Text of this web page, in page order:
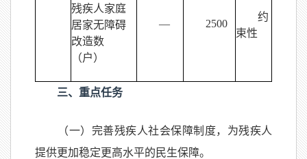
残疾人家庭
居家无障碍
改造数
（户）
— 2500
约
束性
三、重点任务
（一）完善残疾人社会保障制度，为残疾人
提供更加稳定更高水平的民生保障。